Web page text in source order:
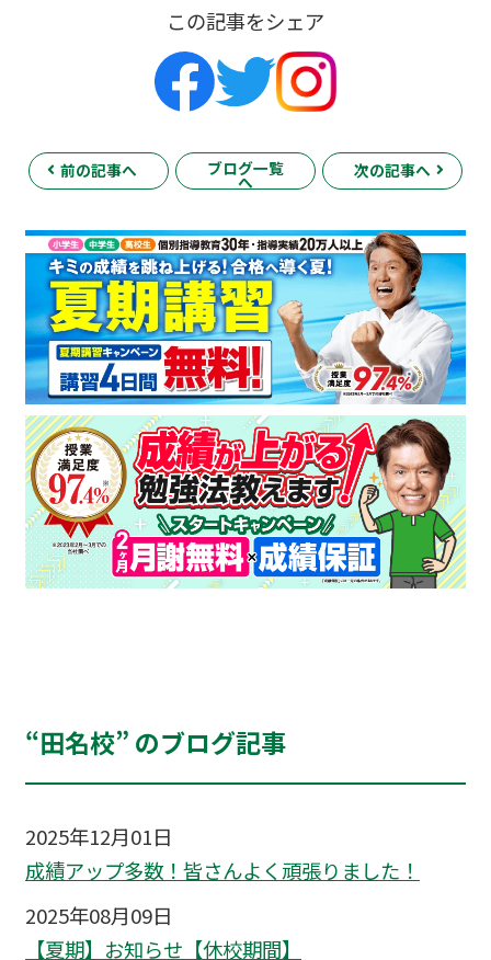
この記事をシェア
前の記事へ ブログ一覧
へ
次の記事へ
“田名校” のブログ記事
2025年12月01日
成績アップ多数！皆さんよく頑張りました！
2025年08月09日
【夏期】お知らせ【休校期間】